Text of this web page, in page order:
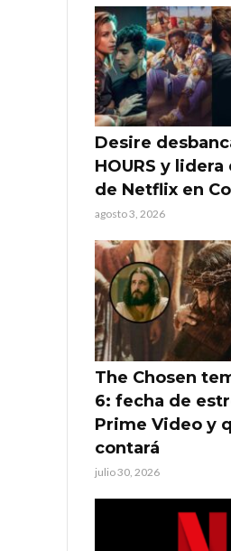
Desire
HOURS y lidera
de Netflix en
agosto 3, 2026
The Chosen
6: fecha de
Prime Video y
contará
julio 30, 2026